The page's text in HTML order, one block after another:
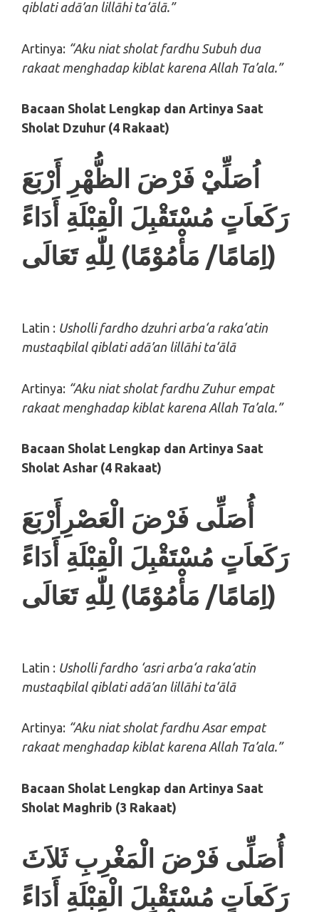
qiblati adā’an lillāhi ta‘ālā.”
Artinya: “Aku niat sholat fardhu Subuh dua
rakaat menghadap kiblat karena Allah Ta’ala.”
Bacaan Sholat Lengkap dan Artinya Saat
Sholat Dzuhur (4 Rakaat)
اُصَلِّيْ فَرْضَ الظُّهْرِ أَرْبَعَ
رَكَعاَتٍ مُسْتَقْبِلَ الْقِبْلَةِ أَدَاءً
(اِمَامًا/ مَأْمُوْمًا) لِلّٰهِ تَعَالَى
Latin : Usholli fardho dzuhri arba‘a raka‘atin
mustaqbilal qiblati adā’an lillāhi ta‘ālā
Artinya: “Aku niat sholat fardhu Zuhur empat
rakaat menghadap kiblat karena Allah Ta’ala.”
Bacaan Sholat Lengkap dan Artinya Saat
Sholat Ashar (4 Rakaat)
أُصَلِّى فَرْضَ الْعَصْرِأَرْبَعَ
رَكَعاَتٍ مُسْتَقْبِلَ الْقِبْلَةِ أَدَاءً
(اِمَامًا/ مَأْمُوْمًا) لِلّٰهِ تَعَالَى
Latin : Usholli fardho ‘asri arba‘a raka‘atin
mustaqbilal qiblati adā’an lillāhi ta‘ālā
Artinya: “Aku niat sholat fardhu Asar empat
rakaat menghadap kiblat karena Allah Ta’ala.”
Bacaan Sholat Lengkap dan Artinya Saat
Sholat Maghrib (3 Rakaat)
أُصَلِّى فَرْضَ الْمَغْرِبِ ثَلاَثَ
رَكَعاَتٍ مُسْتَقْبِلَ الْقِبْلَةِ أَدَاءً